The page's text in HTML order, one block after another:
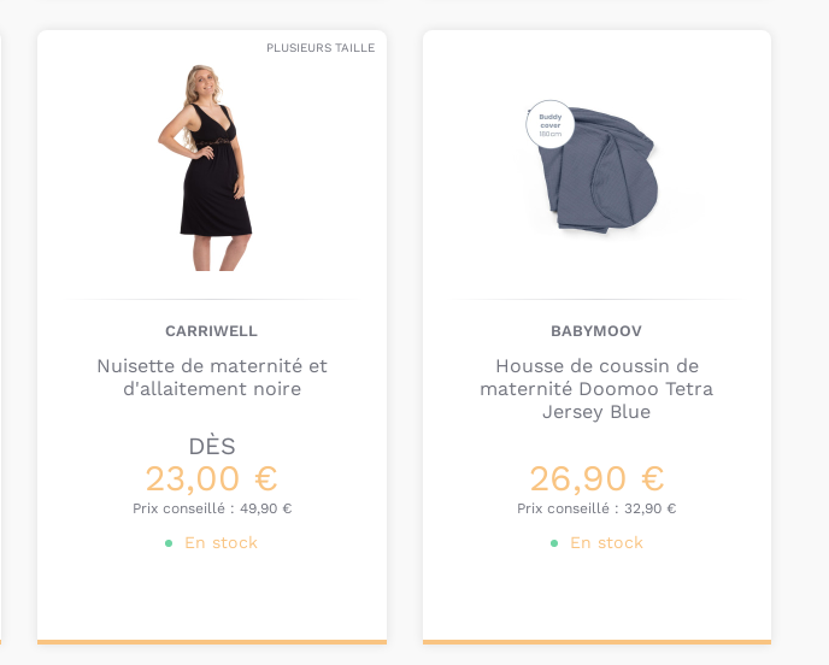
PLUSIEURS TAILLE
CARRIWELL
Nuisette de maternité et
d'allaitement noire
DÈS
23,00 €
Prix conseillé : 49,90 €
En stock
BABYMOOV
Housse de coussin de
maternité Doomoo Tetra
Jersey Blue
26,90 €
Prix conseillé : 32,90 €
En stock